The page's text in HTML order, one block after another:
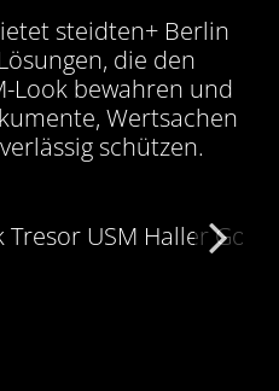
steidten+ Berlin
die den
Look bewahren und
Wertsachen
schützen.